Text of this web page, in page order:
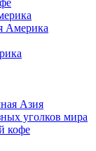
Америка
Азия
уголков мира
кофе